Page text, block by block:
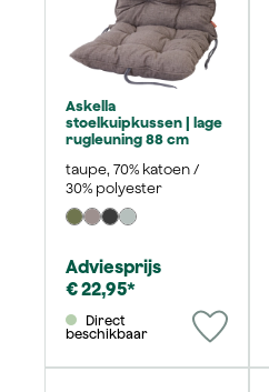
Askella
stoelkuipkussen | lage
rugleuning 88 cm
taupe, 70% katoen /
30% polyester
Adviesprijs
€ 22,95*
beschikbaar